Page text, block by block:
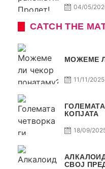
04/05/
CATCH THE
МОЖЕМЕ
11/11/2025
КОПЈАТА
18/09/
СВОЈ